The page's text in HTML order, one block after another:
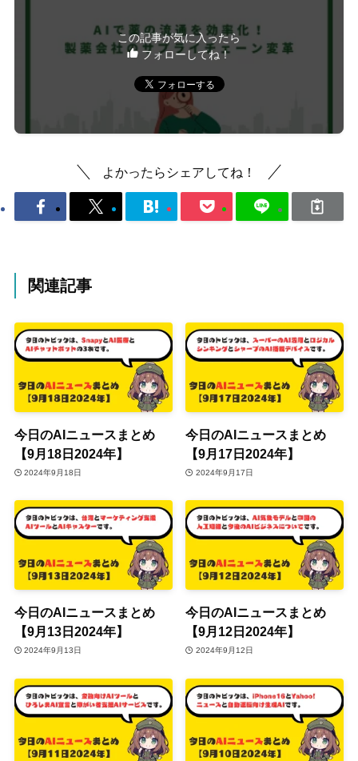
この記事が気に入ったら
フォローしてね！
よかったらシェアしてね！
関連記事
今日のAIニュースまとめ
【9月18日2024年】
2024年9月18日
今日のAIニュースまとめ
【9月17日2024年】
2024年9月17日
今日のAIニュースまとめ
【9月13日2024年】
2024年9月13日
今日のAIニュースまとめ
【9月12日2024年】
2024年9月12日